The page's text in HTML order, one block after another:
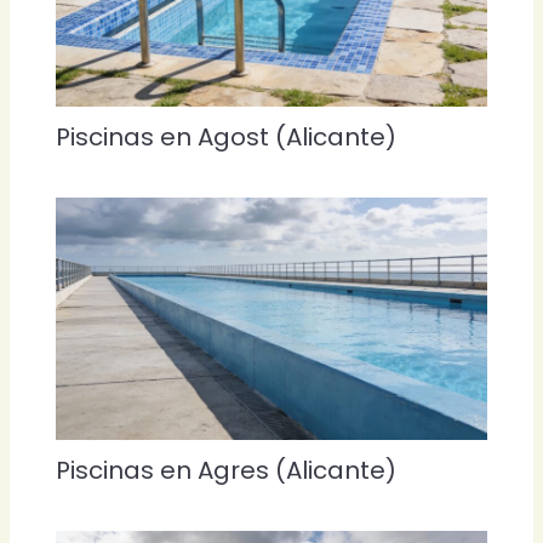
Piscinas en Agost (Alicante)
Piscinas en Agres (Alicante)